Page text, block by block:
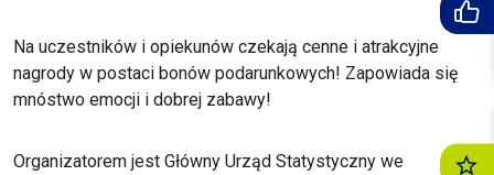
Na uczestników i opiekunów czekają cenne i atrakcyjne
nagrody w postaci bonów podarunkowych! Zapowiada się
mnóstwo emocji i dobrej zabawy!
Organizatorem jest Główny Urząd Statystyczny we